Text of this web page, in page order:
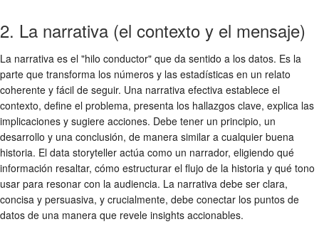
2. La narrativa (el contexto y el mensaje)
La narrativa es el "hilo conductor" que da sentido a los datos. Es la
parte que transforma los números y las estadísticas en un relato
coherente y fácil de seguir. Una narrativa efectiva establece el
contexto, define el problema, presenta los hallazgos clave, explica las
implicaciones y sugiere acciones. Debe tener un principio, un
desarrollo y una conclusión, de manera similar a cualquier buena
historia. El data storyteller actúa como un narrador, eligiendo qué
información resaltar, cómo estructurar el flujo de la historia y qué tono
usar para resonar con la audiencia. La narrativa debe ser clara,
concisa y persuasiva, y crucialmente, debe conectar los puntos de
datos de una manera que revele insights accionables.